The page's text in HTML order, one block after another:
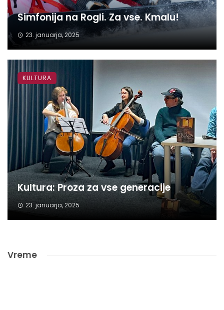
Simfonija na Rogli. Za vse. Kmalu!
23. januarja, 2025
Kultura: Proza za vse generacije
23. januarja, 2025
KULTURA
Vreme